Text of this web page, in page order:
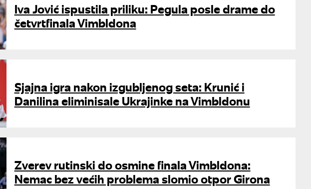
Iva Jović ispustila priliku: Pegula posle drame do
četvrtfinala Vimbldona
Sjajna igra nakon izgubljenog seta: Krunić i
Danilina eliminisale Ukrajinke na Vimbldonu
Zverev rutinski do osmine finala Vimbldona:
Nemac bez većih problema slomio otpor Girona